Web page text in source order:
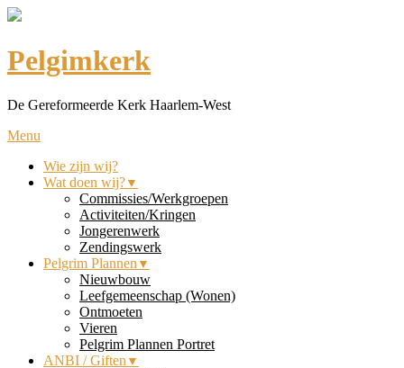
Pelgimkerk
De Gereformeerde Kerk Haarlem-West
Menu
Wie zijn wij?
Wat doen wij?
Commissies/Werkgroepen
Activiteiten/Kringen
Jongerenwerk
Zendingswerk
Pelgrim Plannen
Nieuwbouw
Leefgemeenschap (Wonen)
Ontmoeten
Vieren
Pelgrim Plannen Portret
ANBI / Giften